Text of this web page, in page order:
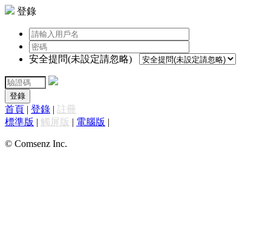
登錄
安全提問(未設定請忽略)
登錄
首頁 | 登錄 | 註冊
標準版 | 觸屏版 | 電腦版 |
© Comsenz Inc.